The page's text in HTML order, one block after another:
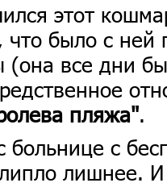
этот
что было с ней
(она все дни
пляжа".
больнице с
лишнее. И